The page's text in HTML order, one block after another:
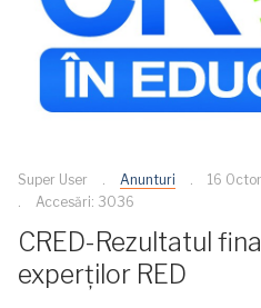
Super User Anunturi
16
Accesări: 3036
CRED-Rezultatul
experților RED